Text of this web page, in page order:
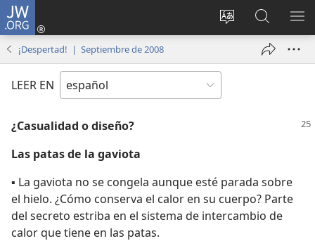
JW.ORG
Cambiar
del sitio
Iniciar
sesión
nueva
en
jw.org
¡Despertad! | Septiembre de 2008
LEER EN
¿Casualidad o diseño?
Las patas de la gaviota
▪ La gaviota no se congela aunque esté parada sobre
el hielo. ¿Cómo conserva el calor en su cuerpo? Parte
del secreto estriba en el sistema de intercambio de
calor que tiene en las patas.